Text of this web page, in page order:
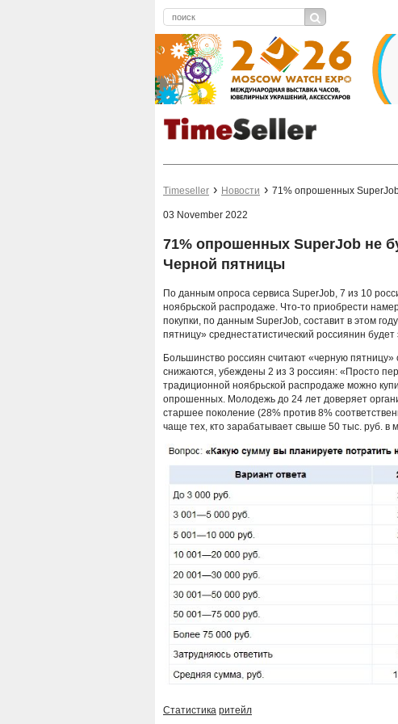
Timeseller Новости 71% опрошенных
03 November 2022
71% опрошенных SuperJob не
Черной пятницы
По данным опроса сервиса SuperJob, 7 из 10
ноябрьской распродаже. Что-то приобрести
покупки, по данным SuperJob, составит в этом
пятницу» среднестатистический россиянин будет
Большинство россиян считают «черную
снижаются, убеждены 2 из 3 россиян: «Просто
традиционной ноябрьской распродаже можно
опрошенных. Молодежь до 24 лет доверяет
старшее поколение (28% против 8%
чаще тех, кто зарабатывает свыше 50 тыс. руб. в
Статистика ритейл